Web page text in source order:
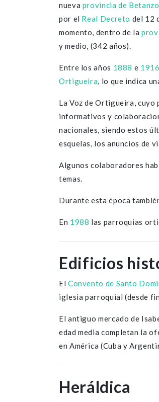
nueva provincia de
por el Real Decreto del 12
momento, dentro de la
y medio, (342 años).
Entre los años 1888 e 1916
Ortigueira, lo que indica
La Voz de Ortigueira, cuyo
informativos y
nacionales, siendo estos
esquelas, los anuncios de
Algunos colaboradores
temas.
Durante esta época
En 1988 las parroquias
Edificios
El Convento de Santo
iglesia parroquial (desde
El antiguo mercado de
edad media completan la
en América (Cuba y
Heráldica